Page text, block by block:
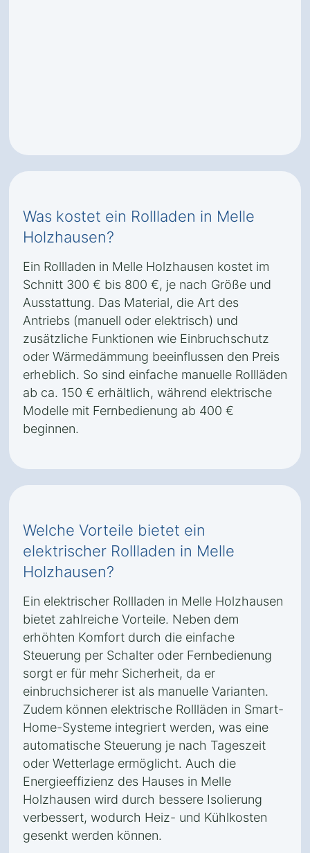
Was kostet ein Rollladen in Melle
Holzhausen?
Ein Rollladen in Melle Holzhausen kostet im
Schnitt 300 € bis 800 €, je nach Größe und
Ausstattung. Das Material, die Art des
Antriebs (manuell oder elektrisch) und
zusätzliche Funktionen wie Einbruchschutz
oder Wärmedämmung beeinflussen den Preis
erheblich. So sind einfache manuelle Rollläden
ab ca. 150 € erhältlich, während elektrische
Modelle mit Fernbedienung ab 400 €
beginnen.
Welche Vorteile bietet ein
elektrischer Rollladen in Melle
Holzhausen?
Ein elektrischer Rollladen in Melle Holzhausen
bietet zahlreiche Vorteile. Neben dem
erhöhten Komfort durch die einfache
Steuerung per Schalter oder Fernbedienung
sorgt er für mehr Sicherheit, da er
einbruchsicherer ist als manuelle Varianten.
Zudem können elektrische Rollläden in Smart-
Home-Systeme integriert werden, was eine
automatische Steuerung je nach Tageszeit
oder Wetterlage ermöglicht. Auch die
Energieeffizienz des Hauses in Melle
Holzhausen wird durch bessere Isolierung
verbessert, wodurch Heiz- und Kühlkosten
gesenkt werden können.